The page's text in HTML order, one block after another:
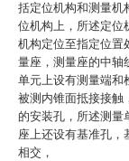
括定位机构和测量机
位机构上，所述定位
机构定位至指定位置
量座，测量座的中轴
单元上设有测量端和
被测内锥面抵接接触
的安装孔，所述测量
座上还设有基准孔，
相交，